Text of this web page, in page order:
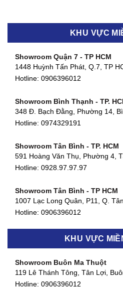
KHU VỰC
Showroom Quận 7 - TP HCM
1448 Huỳnh Tấn Phát, Q.7, TP
Hotline: 0906396012
Showroom Bình Thạnh - TP.
348 Đ. Bạch Đằng, Phường 14,
Hotline: 0974329191
Showroom Tân Bình - TP. HCM
591 Hoàng Văn Thụ, Phường 4,
Hotline: 0928.97.97.97
Showroom Tân Bình - TP HCM
1007 Lạc Long Quân, P11, Q.
Hotline: 0906396012
Showroom Biên Hòa - Đồng Nai
Showroom Thuận An - Bình
KHU VỰC
Showroom Buôn Ma Thuột
119 Lê Thánh Tông, Tân Lợi,
Hotline: 0906396012